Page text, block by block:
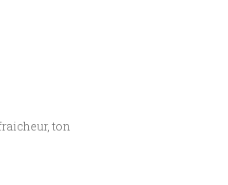
ton